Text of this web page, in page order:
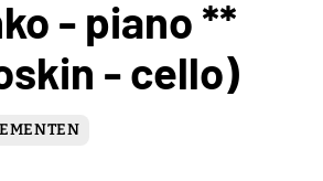
- piano **
- cello)